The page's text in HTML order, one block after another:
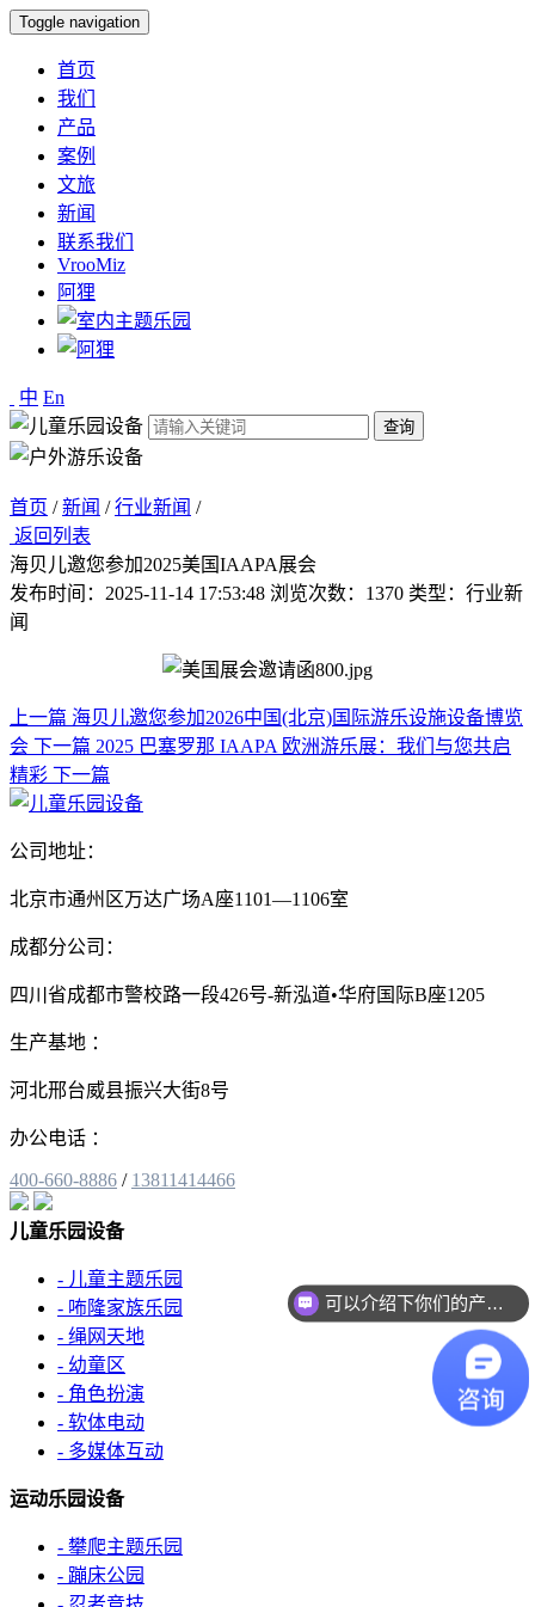
Toggle navigation
首页
我们
产品
案例
文旅
新闻
联系我们
VrooMiz
阿狸
中 En
查询
首页 / 新闻 / 行业新闻 /
返回列表
海贝儿邀您参加2025美国IAAPA展会
发布时间：2025-11-14 17:53:48 浏览次数：1370 类型：行业新
闻
上一篇 海贝儿邀您参加2026中国(北京)国际游乐设施设备博览
会 下一篇 2025 巴塞罗那 IAAPA 欧洲游乐展：我们与您共启
精彩 下一篇
公司地址：
北京市通州区万达广场A座1101—1106室
成都分公司：
四川省成都市警校路一段426号-新泓道•华府国际B座1205
生产基地 ：
河北邢台威县振兴大街8号
办公电话 ：
400-660-8886 / 13811414466
儿童乐园设备
- 儿童主题乐园
- 咘隆家族乐园
- 绳网天地
- 幼童区
- 角色扮演
- 软体电动
- 多媒体互动
运动乐园设备
- 攀爬主题乐园
- 蹦床公园
可以介绍下你们的产品么？